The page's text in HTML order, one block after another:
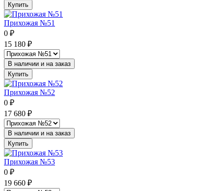
Купить
Прихожая №51
0 ₽
15 180 ₽
В наличии и на заказ
Купить
Прихожая №52
0 ₽
17 680 ₽
В наличии и на заказ
Купить
Прихожая №53
0 ₽
19 660 ₽